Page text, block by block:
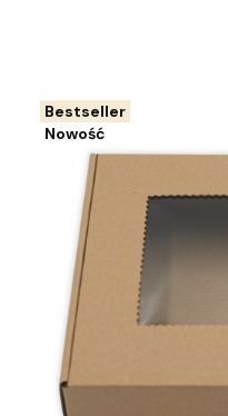
Bestseller
Nowość